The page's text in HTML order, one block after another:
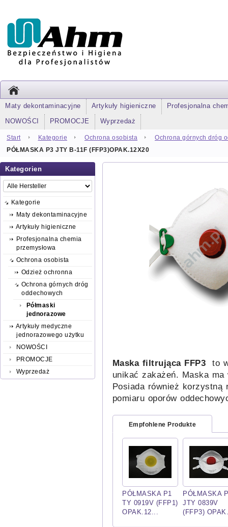
Maty dekontaminacyjne Artykuły higieniczne
Profesjonalna
NOWOŚCI
PROMOCJE Wyprzedaż
Start Kategorie Ochrona osobista
Ochrona górnych dróg
PÓŁMASKA P3 JTY B-11F (FFP3)OPAK.12X20
Kategorien
Kategorie
Maty dekontaminacyjne
Artykuły higieniczne
Profesjonalna chemia
przemysłowa
Ochrona osobista
Odzież ochronna
Ochrona górnych dróg
oddechowych
Półmaski
jednorazowe
Artykuły medyczne
jednorazowego użytku
NOWOŚCI
PROMOCJE
Wyprzedaż
Maska filtrująca FFP3
to
unikać zakażeń. Maska
Posiada również
pomiaru oporów
Empfohlene Produkte
PÓŁMASKA P1
TY 0919V (FFP1)
OPAK.12...
PÓŁMASKA
JTY 0839V
(FFP3)